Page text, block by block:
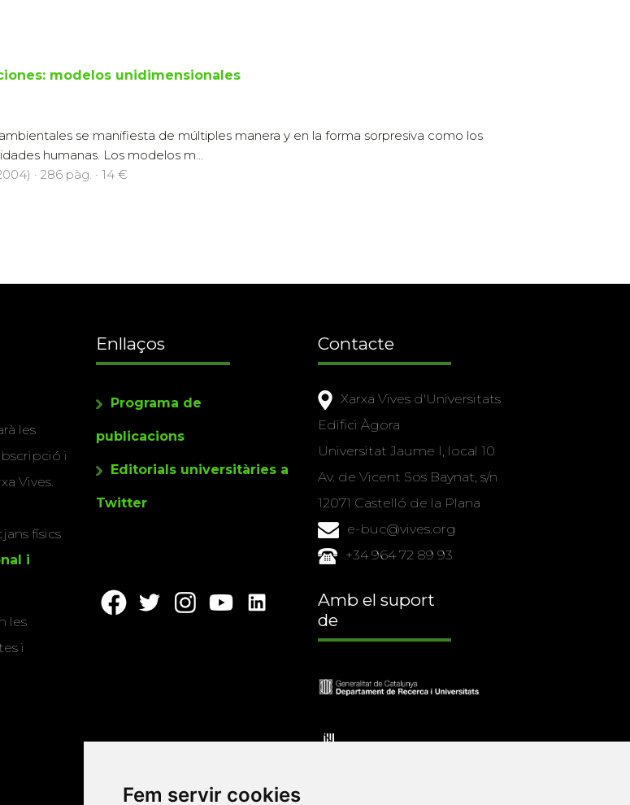
Fem servir cookies
modelos unidimensionales
se manifiesta de múltiples manera y en la forma sorpresiva como los
humanas. Los modelos m...
· 286 pàg. · 14 €
les
i
Vives.
físics
i
les
i
Enllaços
Programa de
publicacions
Editorials universitàries a
Twitter
Contacte
Xarxa Vives d'Universitats
Edifici Àgora
Universitat Jaume I, local 10
Av. de Vicent Sos Baynat, s/n
12071 Castelló de la Plana
e-buc@vives.org
+34 964 72 89 93
Amb el suport
de